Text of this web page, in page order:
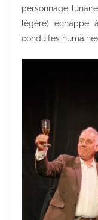
personnage
légère) échappe
conduites